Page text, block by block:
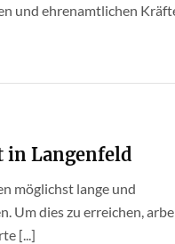
und ehrenamtlichen
in Langenfeld
möglichst lange und
Um dies zu erreichen,
[...]